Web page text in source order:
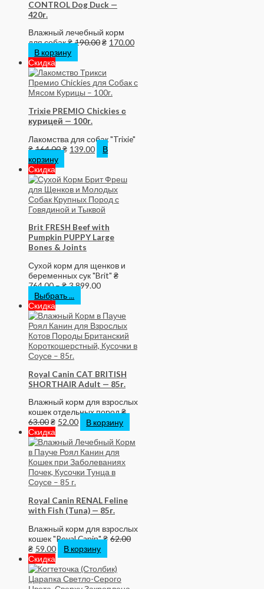
CONTROL Dog Duck —
420г.
Влажный лечебный корм
для собак₴ 190.00₴ 170.00
В корзину
Скидка
Trixie PREMIO Chickies с
курицей — 100г.
Лакомства для собак "Trixie"
₴ 164.00₴ 139.00
В
корзину
Скидка
Brit FRESH Beef with
Pumpkin PUPPY Large
Bones & Joints
Сухой корм для щенков и
беременных сук "Brit" ₴
764.00–₴ 3,899.00
Выбрать ...
Скидка
Royal Canin CAT BRITISH
SHORTHAIR Adult — 85г.
Влажный корм для взрослых
кошек отдельных пород₴
63.00₴ 52.00
В корзину
Скидка
Royal Canin RENAL Feline
with Fish (Tuna) — 85г.
Влажный корм для взрослых
кошек "Royal Canin"₴ 62.00
₴ 59.00
В корзину
Скидка